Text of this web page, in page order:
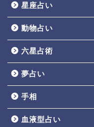
星座占い
動物占い
六星占術
夢占い
手相
血液型占い